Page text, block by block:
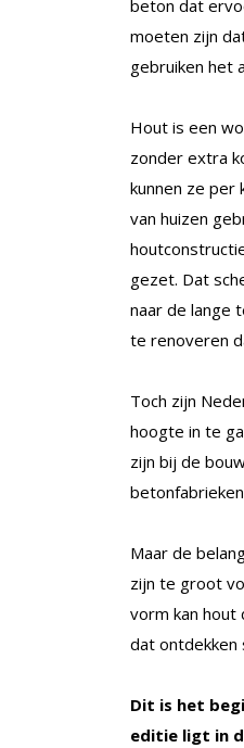
beton dat
moeten zijn
gebruiken het
Hout is een
zonder extra
kunnen ze per
van huizen
gezet. Dat
naar de lange
te renoveren
Toch zijn
hoogte in te
zijn bij de
Maar de
zijn te groot
vorm kan hout
dat ontdekken
Dit is het
editie ligt in